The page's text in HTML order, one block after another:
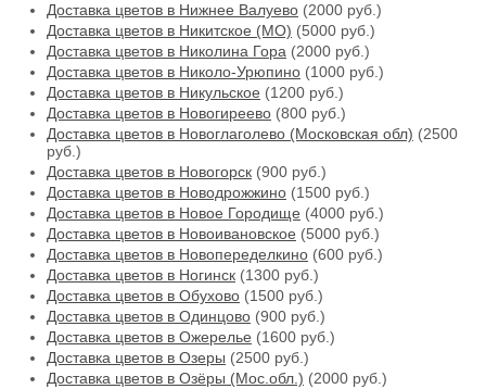
Доставка цветов в Нижнее Валуево (2000 руб.)
Доставка цветов в Никитское (МО) (5000 руб.)
Доставка цветов в Николина Гора (2000 руб.)
Доставка цветов в Николо-Урюпино (1000 руб.)
Доставка цветов в Никульское (1200 руб.)
Доставка цветов в Новогиреево (800 руб.)
Доставка цветов в Новоглаголево (Московская обл) (2500
руб.)
Доставка цветов в Новогорск (900 руб.)
Доставка цветов в Новодрожжино (1500 руб.)
Доставка цветов в Новое Городище (4000 руб.)
Доставка цветов в Новоивановское (5000 руб.)
Доставка цветов в Новопеределкино (600 руб.)
Доставка цветов в Ногинск (1300 руб.)
Доставка цветов в Обухово (1500 руб.)
Доставка цветов в Одинцово (900 руб.)
Доставка цветов в Ожерелье (1600 руб.)
Доставка цветов в Озеры (2500 руб.)
Доставка цветов в Озёры (Мос.обл.) (2000 руб.)